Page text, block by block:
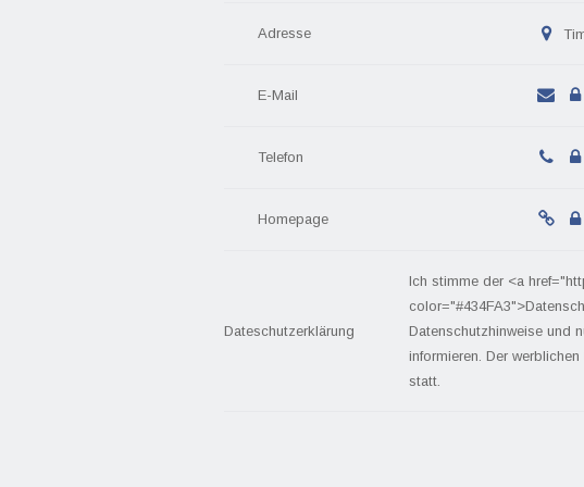
Adresse
E-Mail
Telefon
Homepage
Dateschutzerklärung
Ich stimme der <a
Datenschutzhinweise und
informieren. Der
statt.